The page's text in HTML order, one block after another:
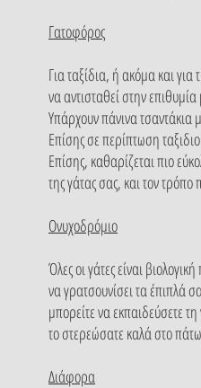
Γατοφόρος
Για ταξίδια, ή ακόμα και
να αντισταθεί στην
Υπάρχουν πάνινα τσαντάκια
Επίσης σε περίπτωση
Επίσης, καθαρίζεται πιο
της γάτας σας, και τον τρόπο
Ονυχοδρόμιο
Όλες οι γάτες είναι
να γρατσουνίσει τα έπιπλά
μπορείτε να εκπαιδεύσετε
το στερεώσατε καλά στο
Διάφορα